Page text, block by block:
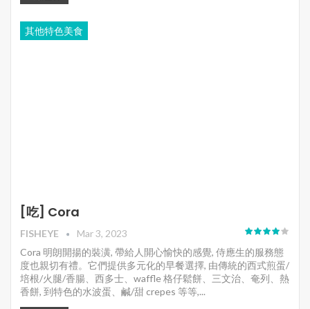
其他特色美食
[吃] Cora
FISHEYE
Mar 3, 2023
Cora 明朗開揚的裝潢, 帶給人開心愉快的感覺, 侍應生的服務態
度也親切有禮。它們提供多元化的早餐選擇, 由傳統的西式煎蛋/
培根/火腿/香腸、西多士、waffle 格仔鬆餅、三文治、奄列、熱
香餅, 到特色的水波蛋、鹹/甜 crepes 等等,...